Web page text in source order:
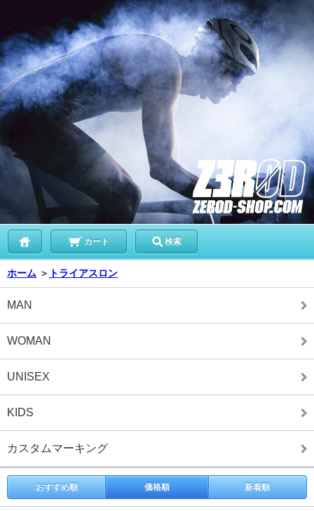
カート 検索
ホーム ＞ トライアスロン
MAN
WOMAN
UNISEX
KIDS
カスタムマーキング
おすすめ順 価格順 新着順